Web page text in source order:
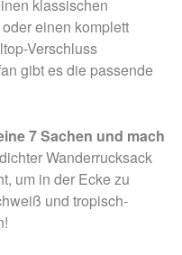
klassischen
einen komplett
Verschluss
gibt es die passende
7 Sachen und mach
Wanderrucksack
um in der Ecke zu
und tropisch-